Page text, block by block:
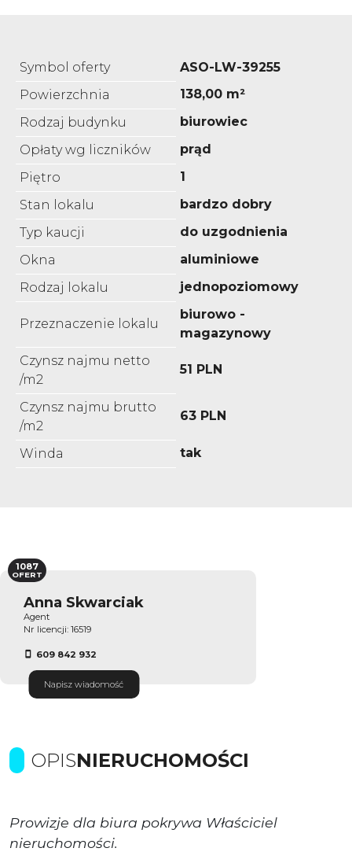
Symbol oferty
ASO-LW-39255
Powierzchnia
138,00 m²
Rodzaj budynku
biurowiec
Opłaty wg liczników
prąd
Piętro
1
Stan lokalu
bardzo dobry
Typ kaucji
do uzgodnienia
Okna
aluminiowe
Rodzaj lokalu
jednopoziomowy
Przeznaczenie lokalu
biurowo -
magazynowy
Czynsz najmu netto
/m2
51 PLN
Czynsz najmu brutto
/m2
63 PLN
Winda tak
Anna Skwarciak
Agent
Nr licencji: 16519
609 842 932
Napisz wiadomość
1087
OFERT
OPISNIERUCHOMOŚCI
Prowizje dla biura pokrywa Właściciel
nieruchomości.